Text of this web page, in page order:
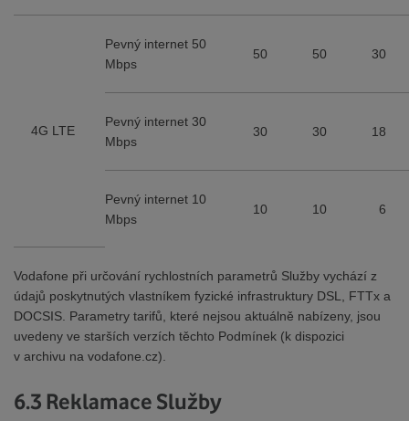
4G LTE
Pevný internet 50
Mbps
50 50 30
Pevný internet 30
Mbps
30 30 18
Pevný internet 10
Mbps
10 10 6
Vodafone při určování rychlostních parametrů Služby vychází z
údajů poskytnutých vlastníkem fyzické infrastruktury DSL, FTTx a
DOCSIS. Parametry tarifů, které nejsou aktuálně nabízeny, jsou
uvedeny ve starších verzích těchto Podmínek (k dispozici
v archivu na vodafone.cz).
6.3 Reklamace Služby